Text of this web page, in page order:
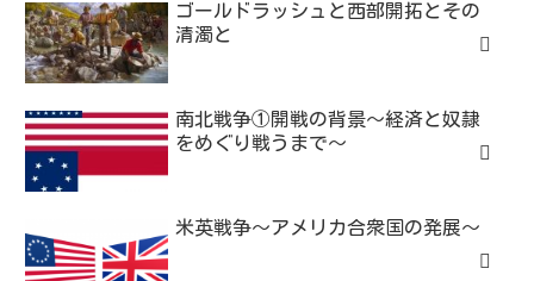
ゴールドラッシュと西部開拓とその
清濁と
南北戦争①開戦の背景～経済と奴隷
をめぐり戦うまで～
米英戦争～アメリカ合衆国の発展～